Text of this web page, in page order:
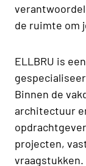
de ruimte om
ELLBRU is
Binnen de
architectuur
projecten,
vraagstukken.